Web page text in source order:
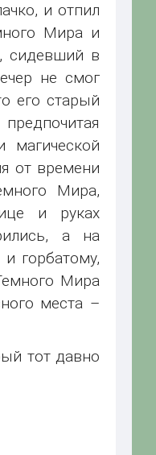
и отпил
Мира и
сидевший в
не смог
его старый
магической
от времени
Мира,
и руках
а на
горбатому,
Мира
места –
тот давно